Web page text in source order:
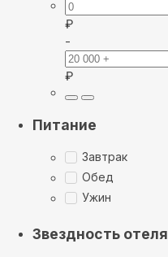
₽
-
₽
Питание
Завтрак
Обед
Ужин
Звездность отеля